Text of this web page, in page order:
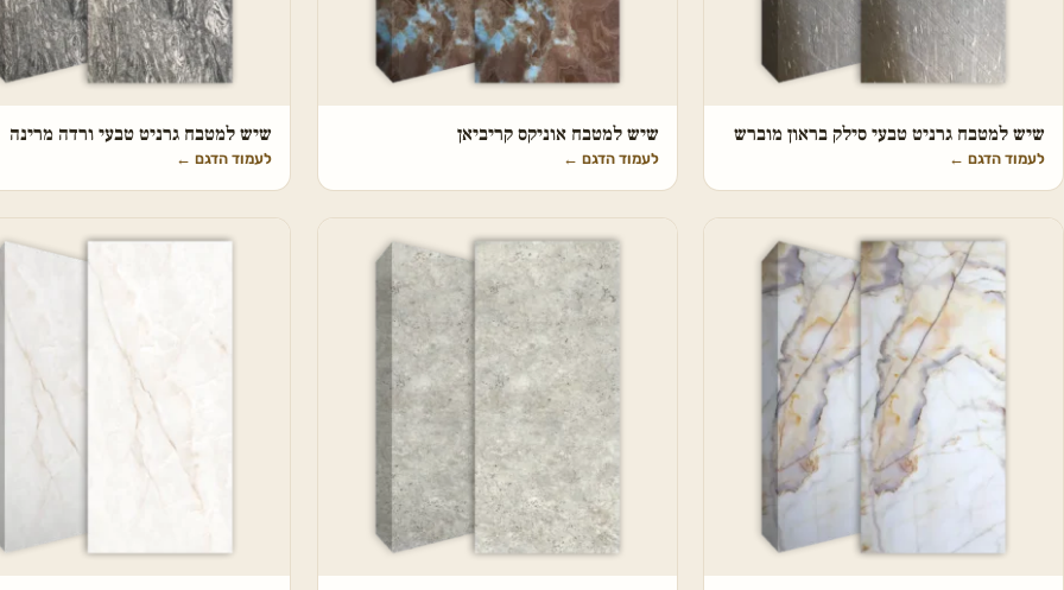
שיש למטבח גרניט טבעי סילק בראון מוברש
לעמוד הדגם ←
שיש למטבח אוניקס קריביאן
לעמוד הדגם ←
שיש למטבח גרניט טבעי ורדה מרינה
לעמוד הדגם ←